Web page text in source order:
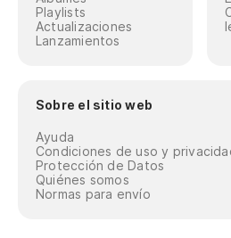
Playlists
Actualizaciones
Lanzamientos
Sobre el sitio web
Ayuda
Condiciones de uso y
Protección de Datos
Quiénes somos
Normas para envío